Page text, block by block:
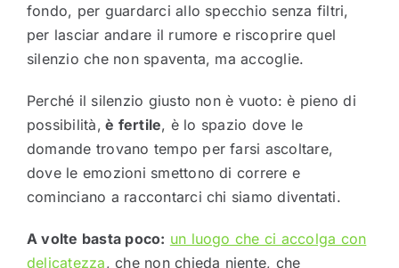
fondo, per guardarci allo specchio senza filtri,
per lasciar andare il rumore e riscoprire quel
silenzio che non spaventa, ma accoglie.
Perché il silenzio giusto non è vuoto: è pieno di
possibilità, è fertile, è lo spazio dove le
domande trovano tempo per farsi ascoltare,
dove le emozioni smettono di correre e
cominciano a raccontarci chi siamo diventati.
A volte basta poco: un luogo che ci accolga con
delicatezza, che non chieda niente, che